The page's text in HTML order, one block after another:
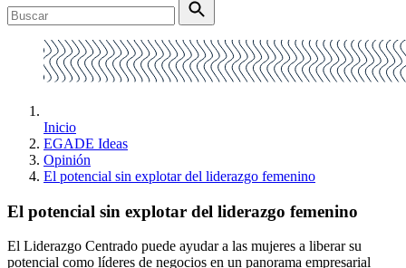
Inicio
EGADE Ideas
Opinión
El potencial sin explotar del liderazgo femenino
El potencial sin explotar del liderazgo femenino
El Liderazgo Centrado puede ayudar a las mujeres a liberar su
potencial como líderes de negocios en un panorama empresarial